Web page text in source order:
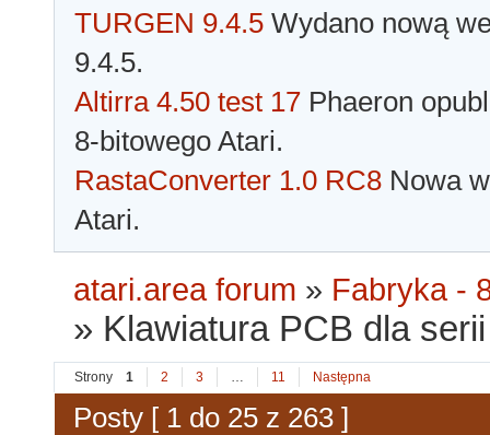
TURGEN 9.4.5 Wydano nową
9.4.5.
Altirra 4.50 test 17 Phaeron
8-bitowego Atari.
RastaConverter 1.0 RC8 Nowa
Atari.
atari.area forum » Fabryka -
» Klawiatura PCB dla
Strony 1 2 3 … 11 Następna
Posty [ 1 do 25 z 263 ]